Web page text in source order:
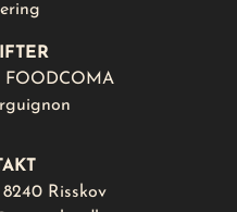
Risskov